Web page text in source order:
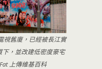
視舊廈，已經被長江實
，並改建低密度豪宅
上傳維基百科